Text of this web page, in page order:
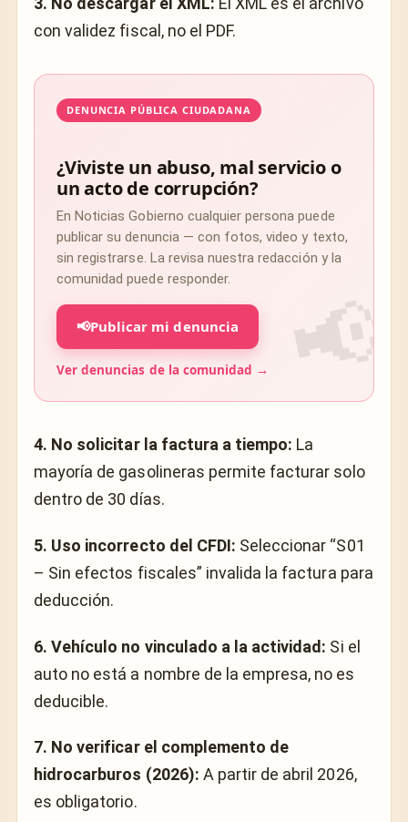
con validez fiscal, no el PDF.
DENUNCIA PÚBLICA CIUDADANA
¿Viviste un abuso, mal servicio o
un acto de corrupción?
En Noticias Gobierno cualquier persona puede
publicar su denuncia — con fotos, video y texto,
sin registrarse. La revisa nuestra redacción y la
comunidad puede responder.
📢Publicar mi denuncia
Ver denuncias de la comunidad →
4. No solicitar la factura a tiempo: La
mayoría de gasolineras permite facturar solo
dentro de 30 días.
5. Uso incorrecto del CFDI: Seleccionar “S01
– Sin efectos fiscales” invalida la factura para
deducción.
6. Vehículo no vinculado a la actividad: Si el
auto no está a nombre de la empresa, no es
deducible.
7. No verificar el complemento de
hidrocarburos (2026): A partir de abril 2026,
es obligatorio.